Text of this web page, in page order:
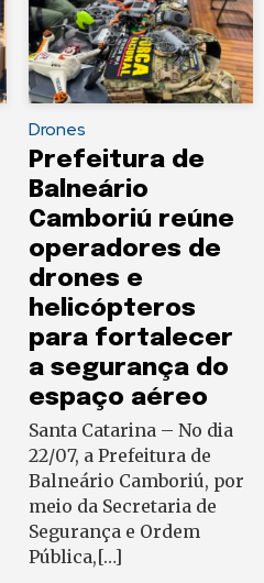
Drones
Prefeitura de
Balneário
Camboriú reúne
operadores de
drones e
helicópteros
para fortalecer
a segurança do
espaço aéreo
Santa Catarina – No dia
22/07, a Prefeitura de
Balneário Camboriú, por
meio da Secretaria de
Segurança e Ordem
Pública,[…]